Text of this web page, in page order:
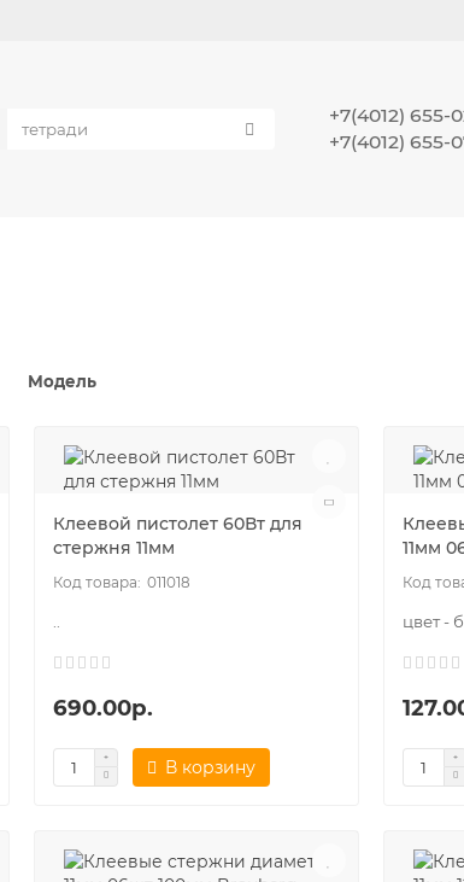
+7(4012) 655-
+7(4012) 655-
Модель
Клеевой пистолет 60Вт для
стержня 11мм
011018
690.00р.
В корзину
11мм
цвет -